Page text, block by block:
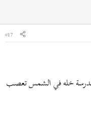
#17
خله في الشمس تعصب